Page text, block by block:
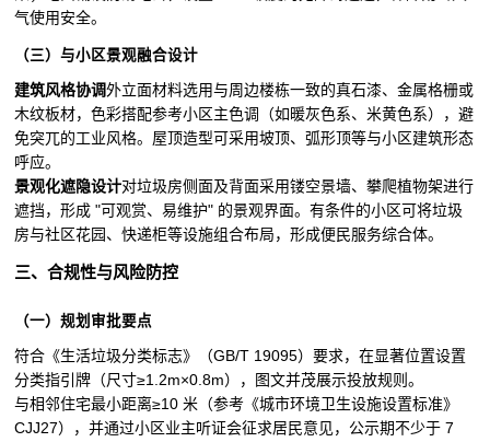
气使用安全。
（三）与小区景观融合设计
建筑风格协调外立面材料选用与周边楼栋一致的真石漆、金属格栅或
木纹板材，色彩搭配参考小区主色调（如暖灰色系、米黄色系），避
免突兀的工业风格。屋顶造型可采用坡顶、弧形顶等与小区建筑形态
呼应。
景观化遮隐设计对垃圾房侧面及背面采用镂空景墙、攀爬植物架进行
遮挡，形成 "可观赏、易维护" 的景观界面。有条件的小区可将垃圾
房与社区花园、快递柜等设施组合布局，形成便民服务综合体。
三、合规性与风险防控
（一）规划审批要点
符合《生活垃圾分类标志》（GB/T 19095）要求，在显著位置设置
分类指引牌（尺寸≥1.2m×0.8m），图文并茂展示投放规则。
与相邻住宅最小距离≥10 米（参考《城市环境卫生设施设置标准》
CJJ27），并通过小区业主听证会征求居民意见，公示期不少于 7